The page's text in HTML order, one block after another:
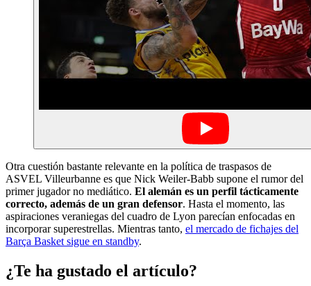
Otra cuestión bastante relevante en la política de traspasos de
ASVEL Villeurbanne es que Nick Weiler-Babb supone el rumor del
primer jugador no mediático. El alemán es un perfil tácticamente
correcto, además de un gran defensor. Hasta el momento, las
aspiraciones veraniegas del cuadro de Lyon parecían enfocadas en
incorporar superestrellas. Mientras tanto, el mercado de fichajes del
Barça Basket sigue en standby.
¿Te ha gustado el artículo?